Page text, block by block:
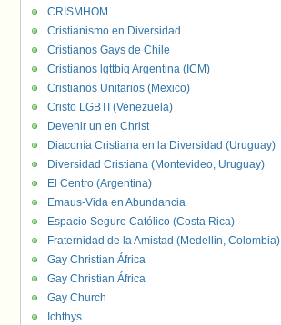
CRISMHOM
Cristianismo en Diversidad
Cristianos Gays de Chile
Cristianos lgttbiq Argentina (ICM)
Cristianos Unitarios (Mexico)
Cristo LGBTI (Venezuela)
Devenir un en Christ
Diaconía Cristiana en la Diversidad (Uruguay)
Diversidad Cristiana (Montevideo, Uruguay)
El Centro (Argentina)
Emaus-Vida en Abundancia
Espacio Seguro Católico (Costa Rica)
Fraternidad de la Amistad (Medellin, Colombia)
Gay Christian África
Gay Christian África
Gay Church
Ichthys